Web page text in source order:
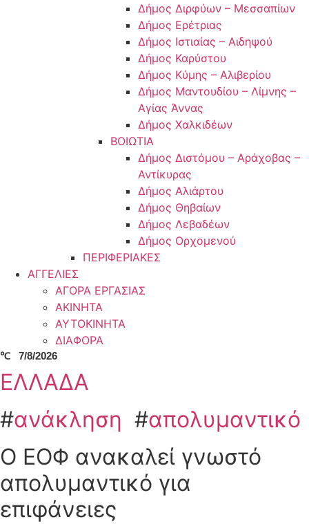
Δήμος Διρφύων – Μεσσαπίων
Δήμος Ερέτριας
Δήμος Ιστιαίας – Αιδηψού
Δήμος Καρύστου
Δήμος Κύμης – Αλιβερίου
Δήμος Μαντουδίου – Λίμνης –
Αγίας Άννας
Δήμος Χαλκιδέων
ΒΟΙΩΤΙΑ
Δήμος Διστόμου – Αράχοβας –
Αντίκυρας
Δήμος Αλιάρτου
Δήμος Θηβαίων
Δήμος Λεβαδέων
Δήμος Ορχομενού
ΠΕΡΙΦΕΡΙΑΚΕΣ
ΑΓΓΕΛΙΕΣ
ΑΓΟΡΑ ΕΡΓΑΣΙΑΣ
ΑΚΙΝΗΤΑ
ΑΥΤΟΚΙΝΗΤΑ
ΔΙΑΦΟΡΑ
℃ 7/8/2026
ΕΛΛΑΔΑ
#ανάκληση #απολυμαντικό
Ο ΕΟΦ ανακαλεί γνωστό
απολυμαντικό για
επιφάνειες